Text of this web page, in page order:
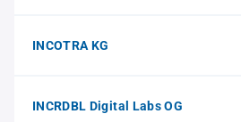
INCOTRA KG
INCRDBL Digital Labs OG